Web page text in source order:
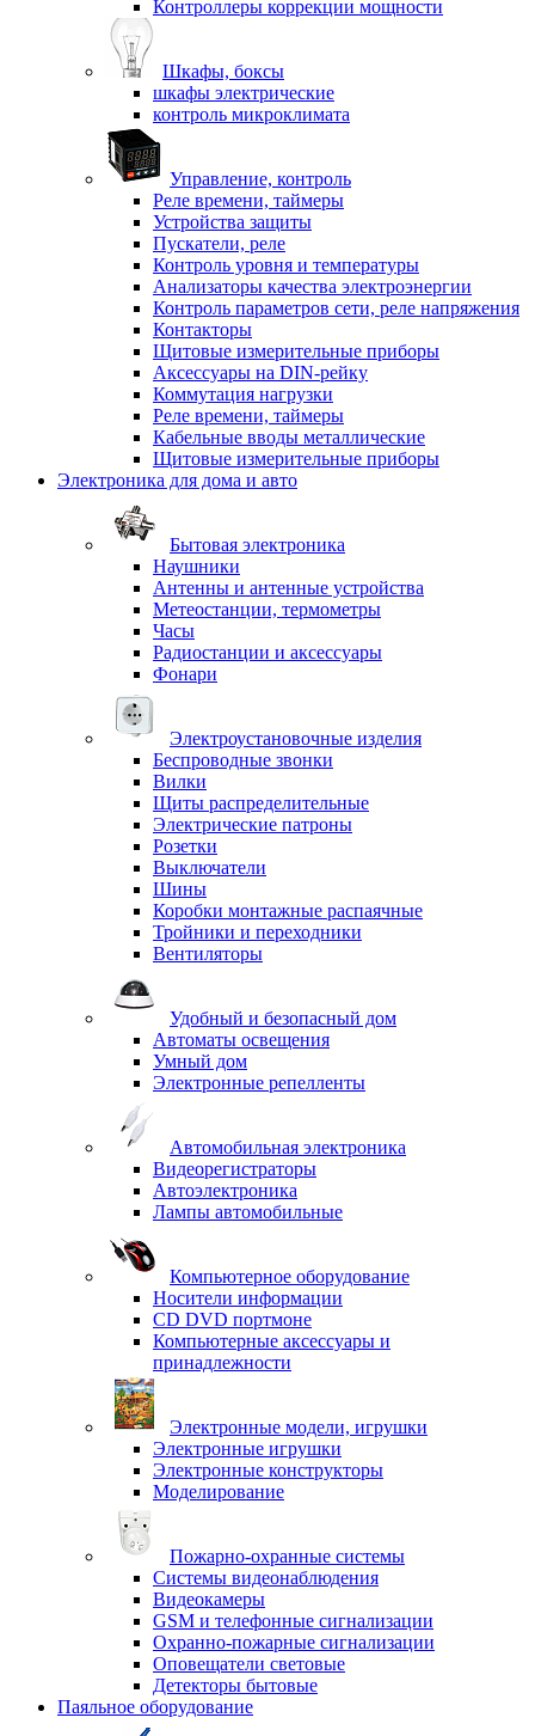
Контроллеры коррекции мощности
Шкафы, боксы
шкафы электрические
контроль микроклимата
Управление, контроль
Реле времени, таймеры
Устройства защиты
Пускатели, реле
Контроль уровня и температуры
Анализаторы качества электроэнергии
Контроль параметров сети, реле напряжения
Контакторы
Щитовые измерительные приборы
Аксессуары на DIN-рейку
Коммутация нагрузки
Реле времени, таймеры
Кабельные вводы металлические
Щитовые измерительные приборы
Электроника для дома и авто
Бытовая электроника
Наушники
Антенны и антенные устройства
Метеостанции, термометры
Часы
Радиостанции и аксессуары
Фонари
Электроустановочные изделия
Беспроводные звонки
Вилки
Щиты распределительные
Электрические патроны
Розетки
Выключатели
Шины
Коробки монтажные распаячные
Тройники и переходники
Вентиляторы
Удобный и безопасный дом
Автоматы освещения
Умный дом
Электронные репелленты
Автомобильная электроника
Видеорегистраторы
Автоэлектроника
Лампы автомобильные
Компьютерное оборудование
Носители информации
CD DVD портмоне
Компьютерные аксессуары и
принадлежности
Электронные модели, игрушки
Электронные игрушки
Электронные конструкторы
Моделирование
Пожарно-охранные системы
Системы видеонаблюдения
Видеокамеры
GSM и телефонные сигнализации
Охранно-пожарные сигнализации
Оповещатели световые
Детекторы бытовые
Паяльное оборудование